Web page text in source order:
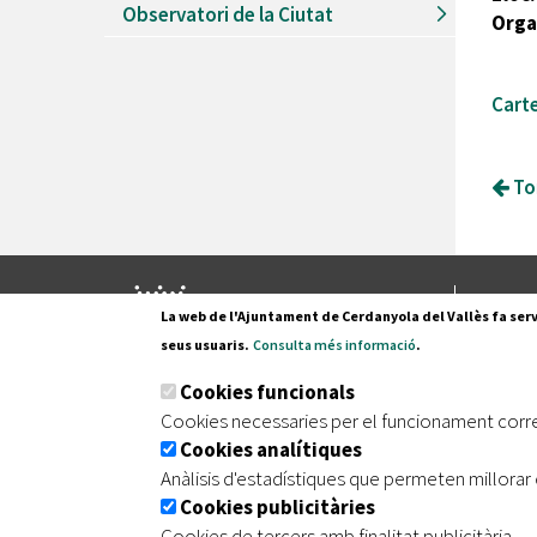
Observatori de la Ciutat
Pl.
| Avís legal | Protecció de dades
La web de l'Ajuntament de Cerdanyola del Vallès fa
seus usuaris. Consulta més informació.
Cookies funcionals
Cookies necessaries per el funcionament
Cookies analítiques
Anàlisis d'estadístiques que permeten
Cookies publicitàries